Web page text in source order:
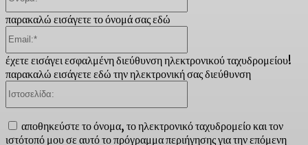
παρακαλώ εισάγετε το όνομά σας εδώ
έχετε εισάγει εσφαλμένη διεύθυνση ηλεκτρονικού ταχυδρομείου!
παρακαλώ εισάγετε εδώ την ηλεκτρονική σας διεύθυνση
αποθηκεύστε το όνομα, το ηλεκτρονικό ταχυδρομείο και τον
ιστότοπό μου σε αυτό το πρόγραμμα περιήγησης για την επόμενη